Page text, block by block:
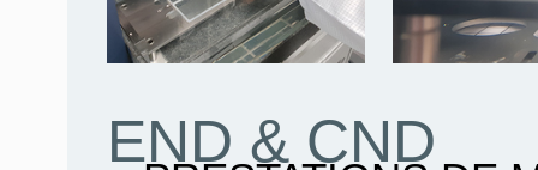
END & CND